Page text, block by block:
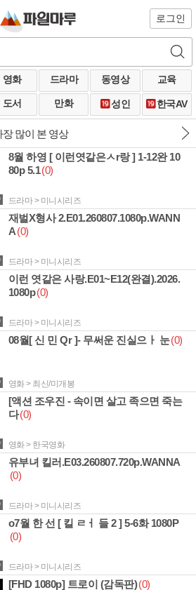
로그인
영화 드라마 동영상 교육
도서 만화 성인 한국AV
많이 본 영상
8월 하영 [ 이런엿같은ㅅr랑 ] 1-12완 10
80p 5.1(0)
드라마 > 미니시리즈
재벌X형사 2.E01.260807.1080p.WANN
A(0)
드라마 > 미니시리즈
이런 엿같은 사랑.E01~E12(완결).2026.
1080p(0)
드라마 > 미니시리즈
08월[ 신 민 Qr ]- 무써운 진실으ㅏ 눈(0)
영화 > 최신/미개봉
[액션 조우진 - 속이면 살고 족으면 죽는
다(0)
영화 > 한국영화
유부녀 킬러.E03.260807.720p.WANNA
(0)
드라마 > 미니시리즈
o7월 한 선 [ 킬 ㄹㅓ 들 2 ] 5-6화 1080P
(0)
드라마 > 미니시리즈
[FHD 1080p] 트로이 (감독판)(0)